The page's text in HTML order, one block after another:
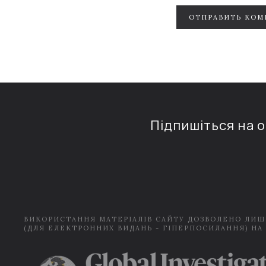
ОТПРАВИТЬ
Підпишіться на
ВИКОРИСТАННЯ МАТЕРІАЛІВ САЙТУ ДОЗВОЛЕНО
(ДЛЯ ЕЛЕКТРОННИХ ВИДАНЬ - ГІПЕРПОСИЛАННЯ) НА